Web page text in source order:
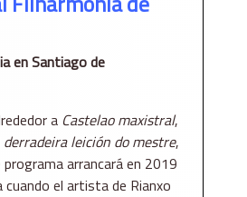
en Santiago de
a Castelao maxistral,
derradeira leición do mestre,
arrancará en 2019
el artista de Rianxo